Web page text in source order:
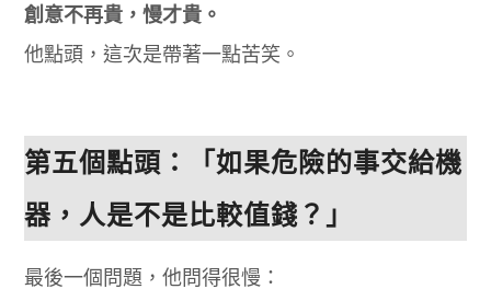
創意不再貴，慢才貴。
他點頭，這次是帶著一點苦笑。
第五個點頭：「如果危險的事交給機
器，人是不是比較值錢？」
最後一個問題，他問得很慢：